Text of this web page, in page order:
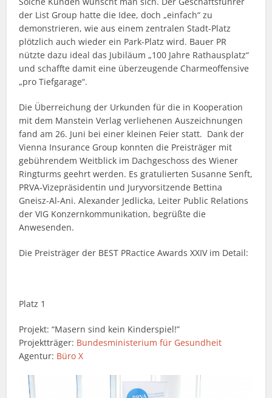
der List Group hatte die Idee, doch „einfach“ zu
demonstrieren, wie aus einem zentralen Stadt-Platz
plötzlich auch wieder ein Park-Platz wird. Bauer PR
nützte dazu ideal das Jubiläum „100 Jahre Rathausplatz“
und schaffte damit eine überzeugende Charmeoffensive
„pro Tiefgarage“.
Die Überreichung der Urkunden für die in Kooperation
mit dem Manstein Verlag verliehenen Auszeichnungen
fand am 26. Juni bei einer kleinen Feier statt. Dank der
Vienna Insurance Group konnten die Preisträger mit
gebührendem Weitblick im Dachgeschoss des Wiener
Ringturms geehrt werden. Es gratulierten Susanne Senft,
PRVA-Vizepräsidentin und Juryvorsitzende Bettina
Gneisz-Al-Ani. Alexander Jedlicka, Leiter Public Relations
der VIG Konzernkommunikation, begrüßte die
Anwesenden.
Die Preisträger der BEST PRactice Awards XXIV im Detail:
Platz 1
Projekt: “Masern sind kein Kinderspiel!”
Projektträger: Bundesministerium für Gesundheit
Agentur: Büro X